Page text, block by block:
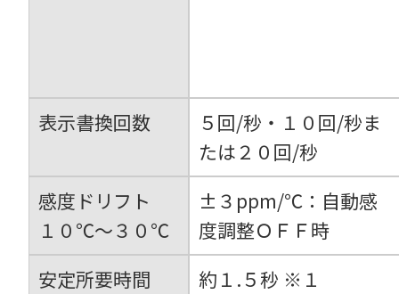
表示書換回数
５回/秒・１０回/秒ま
たは２０回/秒
感度ドリフト
１０℃～３０℃
±３ppm/℃：自動感
度調整ＯＦＦ時
安定所要時間
約１.５秒 ※１